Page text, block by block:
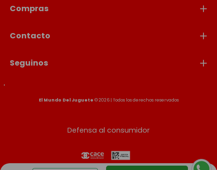
Compras
Contacto
Seguinos
El Mundo Del Juguete © 2026 | Todos los derechos reservados
Defensa al consumidor